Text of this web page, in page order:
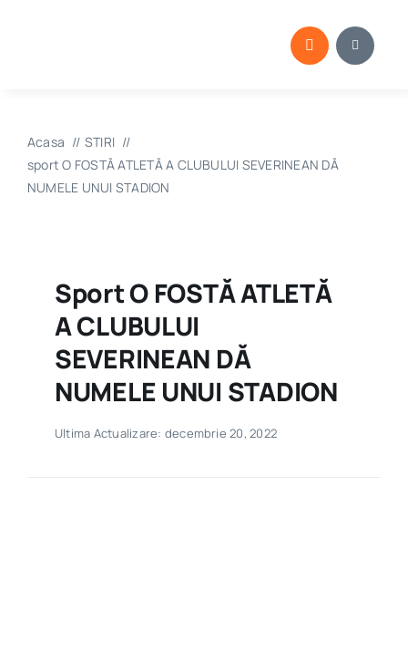
Acasa
STIRI
sport O FOSTĂ ATLETĂ A CLUBULUI SEVERINEAN DĂ
NUMELE UNUI STADION
Sport O FOSTĂ ATLETĂ
A CLUBULUI
SEVERINEAN DĂ
NUMELE UNUI STADION
Ultima Actualizare: decembrie 20, 2022